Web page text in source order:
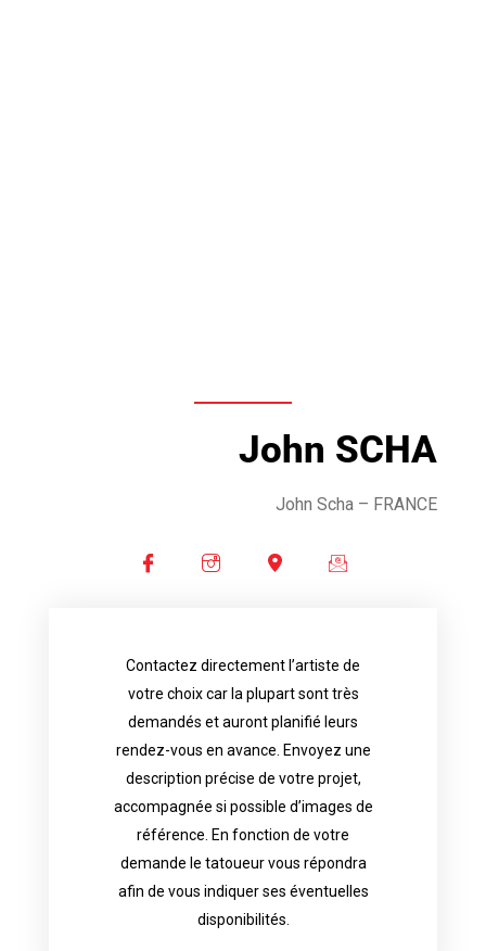
John SCHA
John Scha – FRANCE
Contactez directement l’artiste de
votre choix car la plupart sont très
demandés et auront planifié leurs
rendez-vous en avance. Envoyez une
description précise de votre projet,
accompagnée si possible d’images de
référence. En fonction de votre
demande le tatoueur vous répondra
afin de vous indiquer ses éventuelles
disponibilités.
Contact directly the artist of your
choice because most are in great
appointments in advance. Send an
accurate description of your project, if
possible attached with reference
images. Depending your request, the
tattoo artist will answer to tell you his